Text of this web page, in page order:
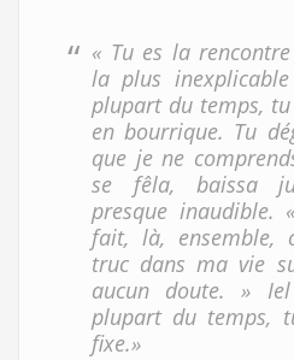
« Tu es la
la plus
plupart du temps,
en bourrique. Tu
que je ne
se fêla, baissa
presque inaudible.
fait, là, ensemble,
truc dans ma vie
aucun doute. »
plupart du temps,
fixe.»